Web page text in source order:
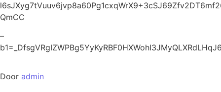
QmCC
–
Door admin